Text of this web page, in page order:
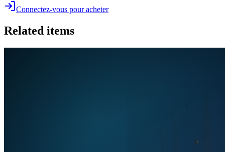
Connectez-vous pour acheter
Related items